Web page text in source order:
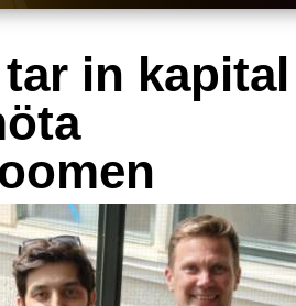
in kapital